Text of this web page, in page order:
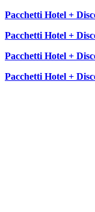
Pacchetti Hotel +
Pacchetti Hotel +
Pacchetti Hotel +
Pacchetti Hotel +